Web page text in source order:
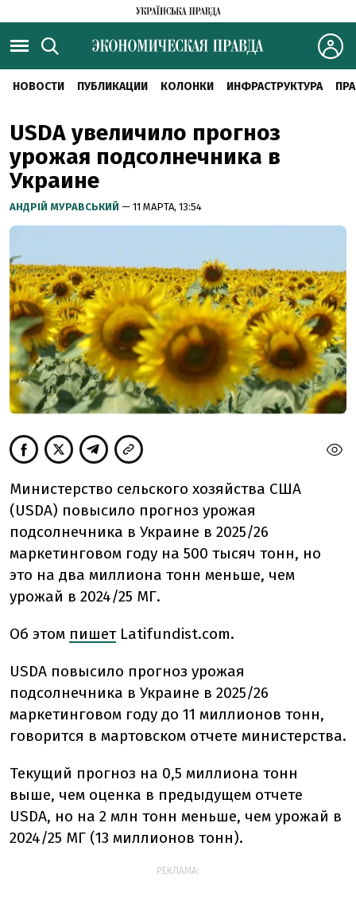
НОВОСТИ ПУБЛИКАЦИИ КОЛОНКИ ИНФРАСТРУКТУРА
USDA увеличило прогноз
урожая подсолнечника в
Украине
АНДРІЙ МУРАВСЬКИЙ — 11 МАРТА, 13:54
Министерство сельского хозяйства США
(USDA) повысило прогноз урожая
подсолнечника в Украине в 2025/26
маркетинговом году на 500 тысяч тонн, но
это на два миллиона тонн меньше, чем
урожай в 2024/25 МГ.
Об этом пишет Latifundist.com.
USDA повысило прогноз урожая
подсолнечника в Украине в 2025/26
маркетинговом году до 11 миллионов тонн,
говорится в мартовском отчете министерства.
Текущий прогноз на 0,5 миллиона тонн
выше, чем оценка в предыдущем отчете
USDA, но на 2 млн тонн меньше, чем урожай в
2024/25 МГ (13 миллионов тонн).
РЕКЛАМА: